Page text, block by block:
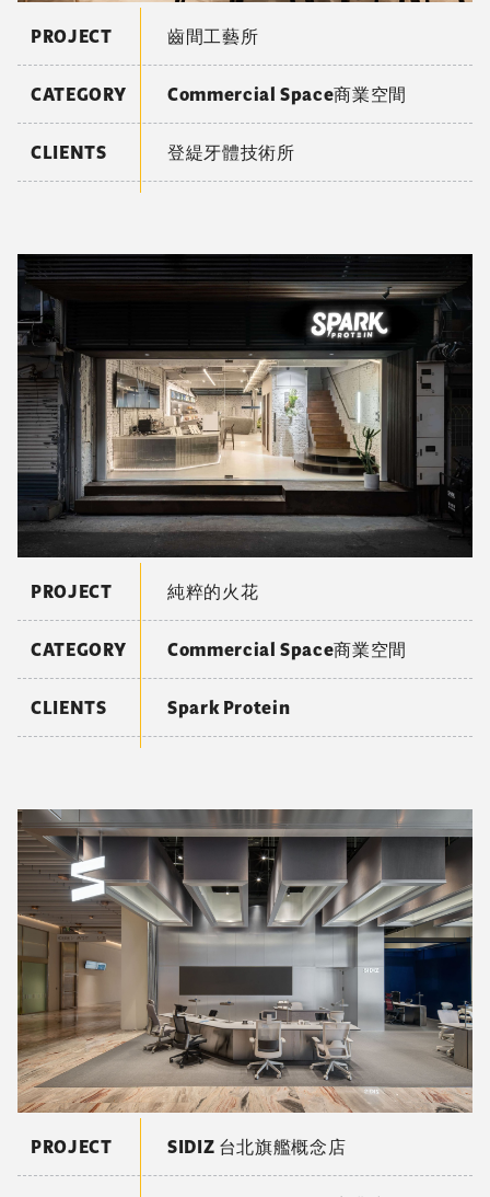
而Doggy Willie其實並非只想滿足狗狗的口腹之欲，而
是希望創造出另一番寵物飲食文化。 呼應著「吃的好一
點，陪伴久一點」的標語，Doggy Willie的核心理念除
了希望毛小孩們能夠活得更健康快樂，更深層的涵義其實
是以飼主角度，期望能透過飲食來延續「陪伴」這件
的烹飪平台，大片的留空區域讓空間功能能依課程的進行
調整，沒有課程時也能讓來到這裡的寵物有更多的空間遊
玩。除此之外，入門處的隱藏式體重機、主人與寵物間互
相承諾陪伴的宣示區，及牆面上的各種教學與食材介紹，
種種設計都呼應著Doggy Willie的理念，讓來到這裡的
毛小孩們不只能在這裡找到食物，也能在此發覺主人對於
自己的關愛。